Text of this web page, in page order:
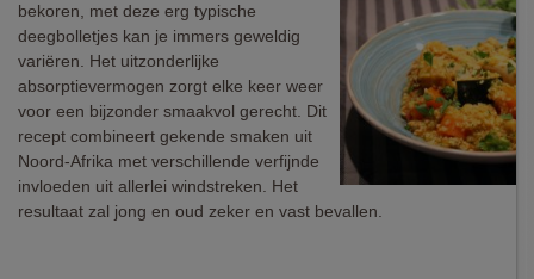
bekoren, met deze erg typische
deegbolletjes kan je immers geweldig
variëren. Het uitzonderlijke
absorptievermogen zorgt elke keer weer
voor een bijzonder smaakvol gerecht. Dit
recept combineert gekende smaken uit
Noord-Afrika met verschillende verfijnde
invloeden uit allerlei windstreken. Het
resultaat zal jong en oud zeker en vast bevallen.